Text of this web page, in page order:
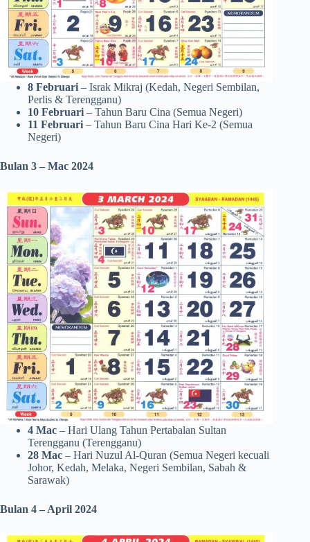
8 Februari – Israk Mikraj (Kedah, Negeri Sembilan,
Perlis & Terengganu)
10 Februari – Tahun Baru Cina (Semua Negeri)
11 Februari – Tahun Baru Cina Hari Ke-2 (Semua
Negeri)
Bulan 3 – Mac 2024
4 Mac – Hari Ulang Tahun Pertabalan Sultan
Terengganu (Terengganu)
28 Mac – Hari Nuzul Al-Quran (Semua Negeri kecuali
Johor, Kedah, Melaka, Negeri Sembilan, Sabah &
Sarawak)
Bulan 4 – April 2024